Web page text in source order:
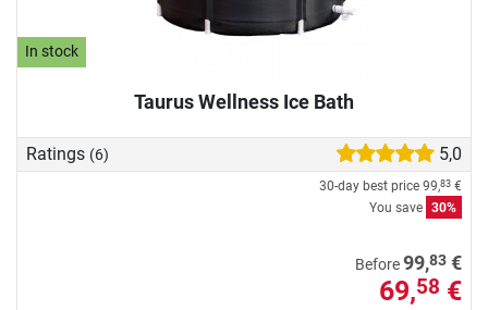
In stock
Taurus Wellness Ice Bath
Ratings (6) 5,0
30-day best price 99,83 €
You save 30%
Before99,83 €
69,58 €